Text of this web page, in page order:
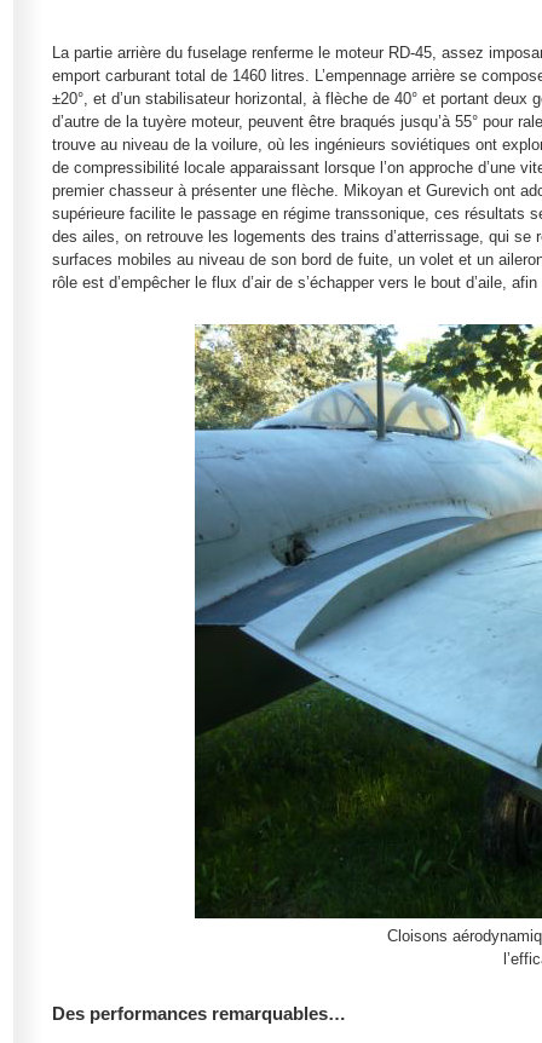
La partie arrière du fuselage renferme le moteur RD-45, assez
emport carburant total de 1460 litres. L’empennage arrière se
±20°, et d’un stabilisateur horizontal, à flèche de 40° et portant
d’autre de la tuyère moteur, peuvent être braqués jusqu’à 55° pour
trouve au niveau de la voilure, où les ingénieurs soviétiques ont
de compressibilité locale apparaissant lorsque l’on approche d’une
premier chasseur à présenter une flèche. Mikoyan et Gurevich ont
supérieure facilite le passage en régime transsonique, ces résultats
des ailes, on retrouve les logements des trains d’atterrissage, qui
surfaces mobiles au niveau de son bord de fuite, un volet et un
rôle est d’empêcher le flux d’air de s’échapper vers le bout d’aile,
Cloisons
Des performances remarquables…